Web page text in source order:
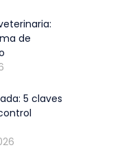
de
5 claves